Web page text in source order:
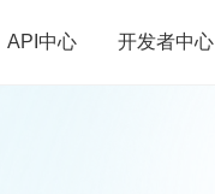
API中心 开发者中心